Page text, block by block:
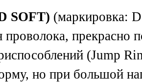
SOFT) (маркировка:
проволока, прекрасно
(Jump
но при большой